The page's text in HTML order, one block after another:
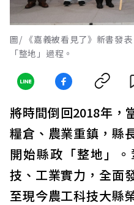
圖/ 《嘉義被看見了》新書發
「整地」過程。
將時間倒回2018年，
糧倉、農業重鎮，縣
開始縣政「整地」
技、工業實力，全面
至現今農工科技大縣